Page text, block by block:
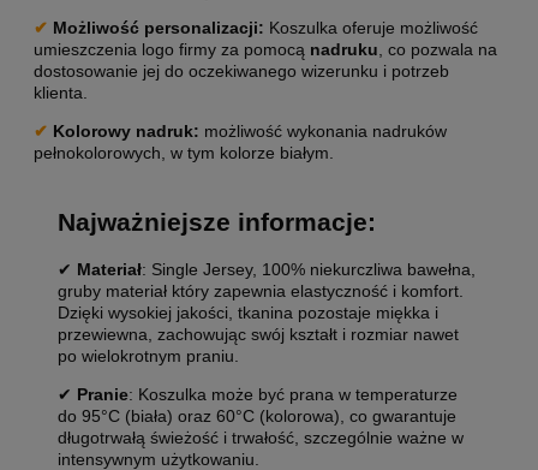
✔ Możliwość personalizacji: Koszulka oferuje możliwość
umieszczenia logo firmy za pomocą nadruku , co pozwala na
dostosowanie jej do oczekiwanego wizerunku i potrzeb
klienta.
✔ Kolorowy nadruk: możliwość wykonania nadruków
pełnokolorowych, w tym kolorze białym.
Najważniejsze informacje:
✔ Materiał: Single Jersey, 100% niekurczliwa bawełna,
gruby materiał który zapewnia elastyczność i komfort.
Dzięki wysokiej jakości, tkanina pozostaje miękka i
przewiewna, zachowując swój kształt i rozmiar nawet
po wielokrotnym praniu.
✔ Pranie: Koszulka może być prana w temperaturze
do 95°C (biała) oraz 60°C (kolorowa), co gwarantuje
długotrwałą świeżość i trwałość, szczególnie ważne w
intensywnym użytkowaniu.